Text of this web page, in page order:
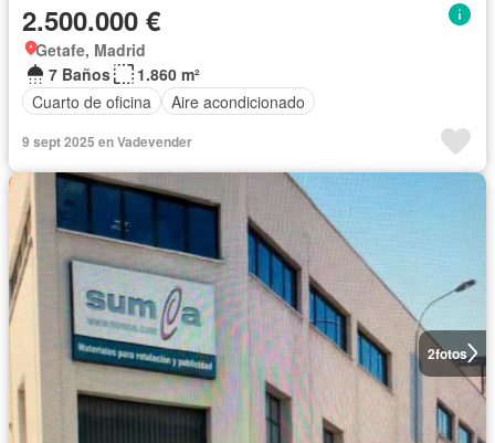
2.500.000 €
Getafe, Madrid
7 Baños
1.860 m²
Cuarto de oficina
Aire acondicionado
9 sept 2025 en Vadevender
2fotos